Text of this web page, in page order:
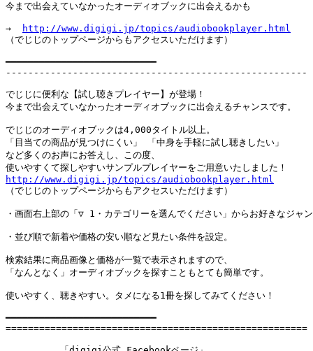
今まで出会えていなかったオーディオブックに出会えるかも
→
http://www.digigi.jp/topics/audiobookplayer.html
（でじじのトップページからもアクセスいただけます）
━━━━━━━━━━━━━━━━━━━━━━━━━━━
------------------------------------------------------
でじじに便利な【試し聴きプレイヤー】が登場！
今まで出会えていなかったオーディオブックに出会えるチャンスです。
でじじのオーディオブックは4,000タイトル以上。
「目当ての商品が見つけにくい」 「中身を手軽に試し聴きしたい」
など多くのお声にお答えし、この度、
http://www.digigi.jp/topics/audiobookplayer.html
（でじじのトップページからもアクセスいただけます）
・画面右上部の「▽ 1・カテゴリーを選んでください」からお好きなジャ
・並び順で新着や価格の安い順など見たい条件を設定。
検索結果に商品画像と価格が一覧で表示されますので、
「なんとなく」オーディオブックを探すこともとても簡単です。
使いやすく、聴きやすい。タメになる1冊を探してみてください！
━━━━━━━━━━━━━━━━━━━━━━━━━━━
======================================================